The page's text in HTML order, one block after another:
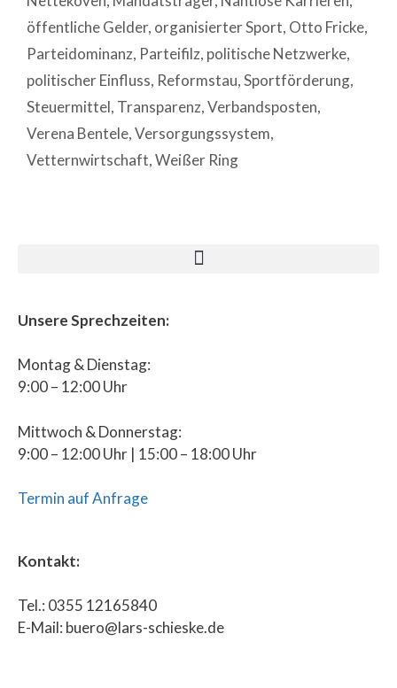
öffentliche Gelder, organisierter Sport, Otto Fricke,
Parteidominanz, Parteifilz, politische Netzwerke,
politischer Einfluss, Reformstau,Sportförderung,
Steuermittel, Transparenz,Verbandsposten,
Verena Bentele,Versorgungssystem,
Vetternwirtschaft,Weißer Ring
Unsere Sprechzeiten:
Montag & Dienstag:
9:00 – 12:00 Uhr
Mittwoch & Donnerstag:
9:00 – 12:00 Uhr | 15:00 – 18:00 Uhr
Termin auf Anfrage
Kontakt:
Tel.: 0355 12165840
E-Mail: buero@lars-schieske.de